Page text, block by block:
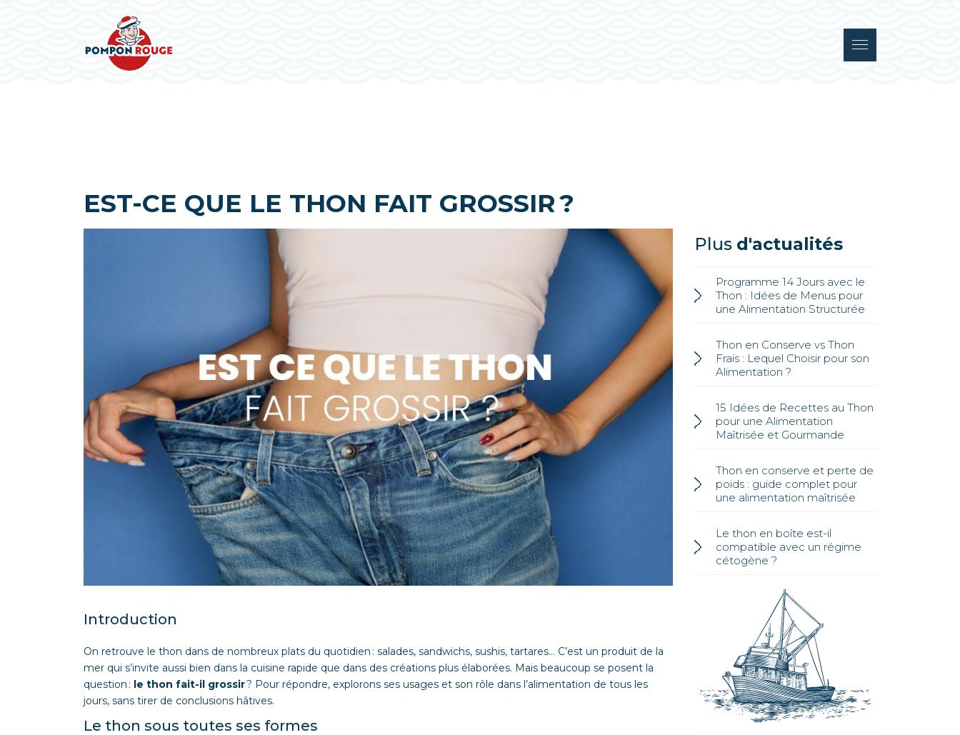
EST-CE QUE LE THON FAIT GROSSIR ?
Introduction
On retrouve le thon dans de nombreux plats du quotidien : salades, sandwichs, sushis, tartares… C’est un produit de la
mer qui s’invite aussi bien dans la cuisine rapide que dans des créations plus élaborées. Mais beaucoup se posent la
question : le thon fait-il grossir? Pour répondre, explorons ses usages et son rôle dans l’alimentation de tous les
jours, sans tirer de conclusions hâtives.
Le thon sous toutes ses formes
Plus d'actualités
Programme 14 Jours avec le
Thon : Idées de Menus pour
une Alimentation Structurée
Thon en Conserve vs Thon
Frais : Lequel Choisir pour son
Alimentation ?
15 Idées de Recettes au Thon
pour une Alimentation
Maîtrisée et Gourmande
Thon en conserve et perte de
poids : guide complet pour
une alimentation maîtrisée
Le thon en boîte est-il
compatible avec un régime
cétogène ?